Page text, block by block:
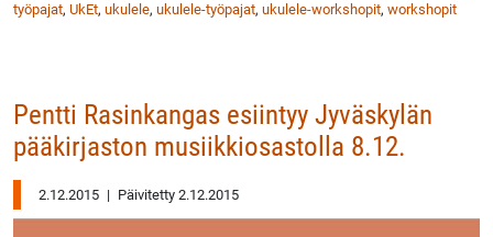
työpajat, UkEt, ukulele, ukulele-työpajat, ukulele-workshopit, workshopit
Pentti Rasinkangas esiintyy Jyväskylän
pääkirjaston musiikkiosastolla 8.12.
2.12.2015 | Päivitetty 2.12.2015